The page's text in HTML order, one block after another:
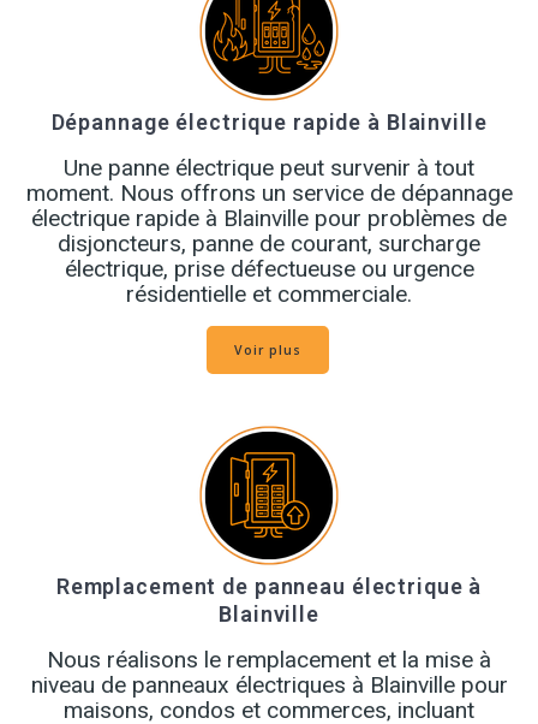
Dépannage électrique rapide à Blainville
Une panne électrique peut survenir à tout
moment. Nous offrons un service de dépannage
électrique rapide à Blainville pour problèmes de
disjoncteurs, panne de courant, surcharge
électrique, prise défectueuse ou urgence
résidentielle et commerciale.
Voir plus
Remplacement de panneau électrique à
Blainville
Nous réalisons le remplacement et la mise à
niveau de panneaux électriques à Blainville pour
maisons, condos et commerces, incluant